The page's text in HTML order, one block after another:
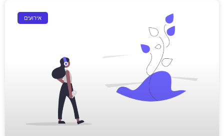
אירועים